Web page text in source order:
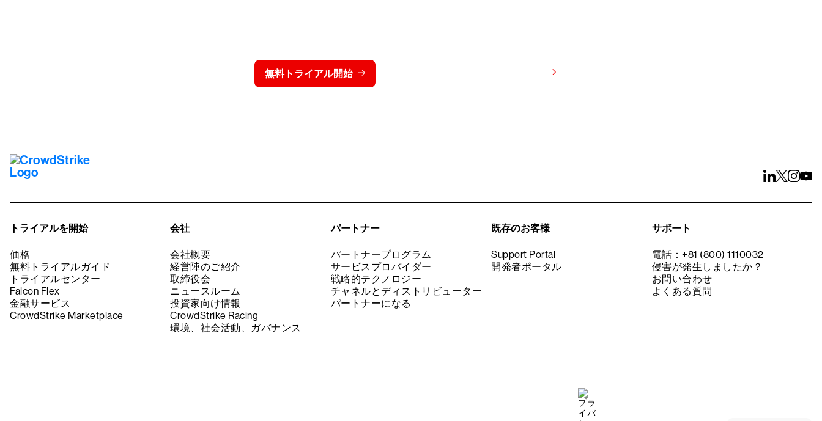
無料トライアル開始
トライアルを開始
価格
無料トライアルガイド
トライアルセンター
Falcon Flex
金融サービス
CrowdStrike Marketplace
会社
会社概要
経営陣のご紹介
取締役会
ニュースルーム
投資家向け情報
CrowdStrike Racing
環境、社会活動、ガバナンス
パートナー
パートナープログラム
サービスプロバイダー
戦略的テクノロジー
チャネルとディストリビューター
パートナーになる
既存のお客様
Support Portal
開発者ポータル
サポート
電話：+81 (800) 1110032
侵害が発生しましたか？
お問い合わせ
よくある質問